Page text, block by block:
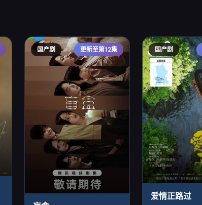
国产剧 更新至第12集 国产剧
爱情正路过